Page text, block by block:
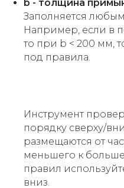
b - толщина
Заполняется
Например, если в
то при b < 200 мм,
под правила.
Инструмент
порядку сверху/
размещаются от
меньшего к
правил
вниз.